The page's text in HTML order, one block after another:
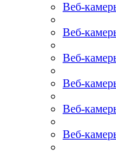
Веб-
Веб-
Веб-
Веб-
Веб-
Веб-